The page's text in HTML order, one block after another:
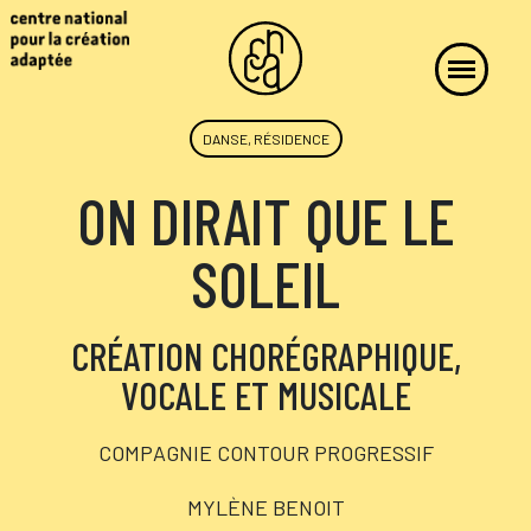
DANSE, RÉSIDENCE
ON DIRAIT QUE LE
SOLEIL
CRÉATION CHORÉGRAPHIQUE,
VOCALE ET MUSICALE
COMPAGNIE CONTOUR PROGRESSIF
MYLÈNE BENOIT